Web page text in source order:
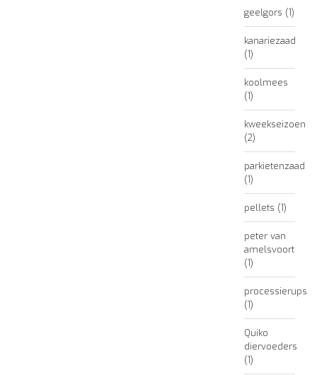
geelgors (1)
kanariezaad
(1)
koolmees
(1)
kweekseizoen
(2)
parkietenzaad
(1)
pellets (1)
peter van
amelsvoort
(1)
processierups
(1)
Quiko
diervoeders
(1)